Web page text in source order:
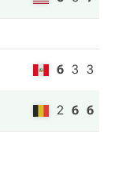
6 3 3
2 6 6